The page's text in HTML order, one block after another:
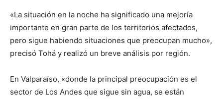
«La situación en la noche ha significado una mejoría
importante en gran parte de los territorios afectados,
pero sigue habiendo situaciones que preocupan mucho»,
precisó Tohá y realizó un breve análisis por región.
En Valparaíso, «donde la principal preocupación es el
sector de Los Andes que sigue sin agua, se están